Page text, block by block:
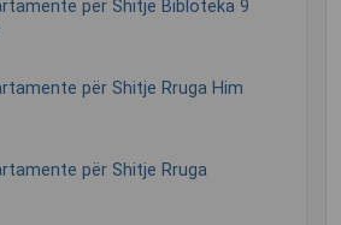
për Shitje Bibloteka 9
për Shitje Rruga Him
për Shitje Rruga